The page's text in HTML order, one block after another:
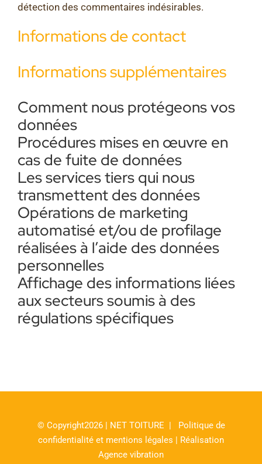
détection des commentaires indésirables.
Informations de contact
Informations supplémentaires
Comment nous protégeons vos
données
Procédures mises en œuvre en
cas de fuite de données
Les services tiers qui nous
transmettent des données
Opérations de marketing
automatisé et/ou de profilage
réalisées à l’aide des données
personnelles
Affichage des informations liées
aux secteurs soumis à des
régulations spécifiques
© Copyright2026 | NET TOITURE | Politique de
confidentialité et mentions légales | Réalisation
Agence vibration